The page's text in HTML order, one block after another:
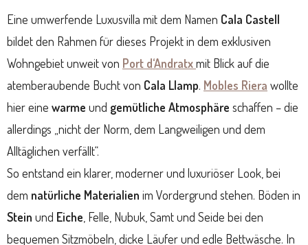
Eine umwerfende Luxusvilla mit dem Namen Cala Castell
bildet den Rahmen für dieses Projekt in dem exklusiven
Wohngebiet unweit von Port d‘Andratxmit Blick auf die
atemberaubende Bucht von Cala Llamp. Mobles Riera wollte
hier eine warme und gemütliche Atmosphäre schaffen – die
allerdings „nicht der Norm, dem Langweiligen und dem
Alltäglichen verfällt“.
So entstand ein klarer, moderner und luxuriöser Look, bei
dem natürliche Materialien im Vordergrund stehen. Böden in
Stein und Eiche , Felle, Nubuk, Samt und Seide bei den
bequemen Sitzmöbeln, dicke Läufer und edle Bettwäsche. In